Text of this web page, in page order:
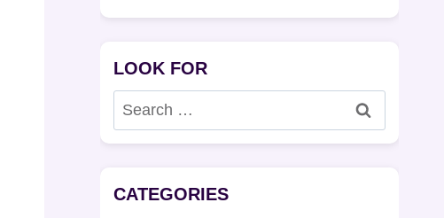
LOOK FOR
Search
for:
CATEGORIES